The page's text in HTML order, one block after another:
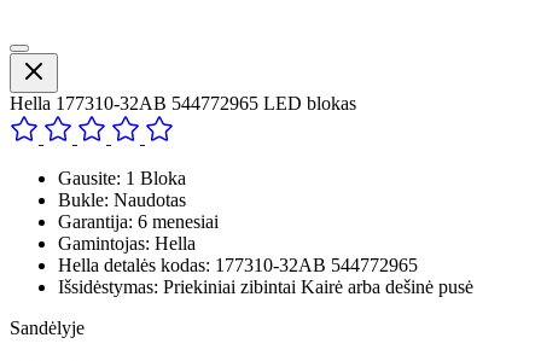
Hella 177310-32AB 544772965 LED blokas
Gausite: 1 Bloka
Bukle: Naudotas
Garantija: 6 menesiai
Gamintojas: Hella
Hella detalės kodas: 177310-32AB 544772965
Išsidėstymas: Priekiniai zibintai Kairė arba dešinė pusė
Sandėlyje